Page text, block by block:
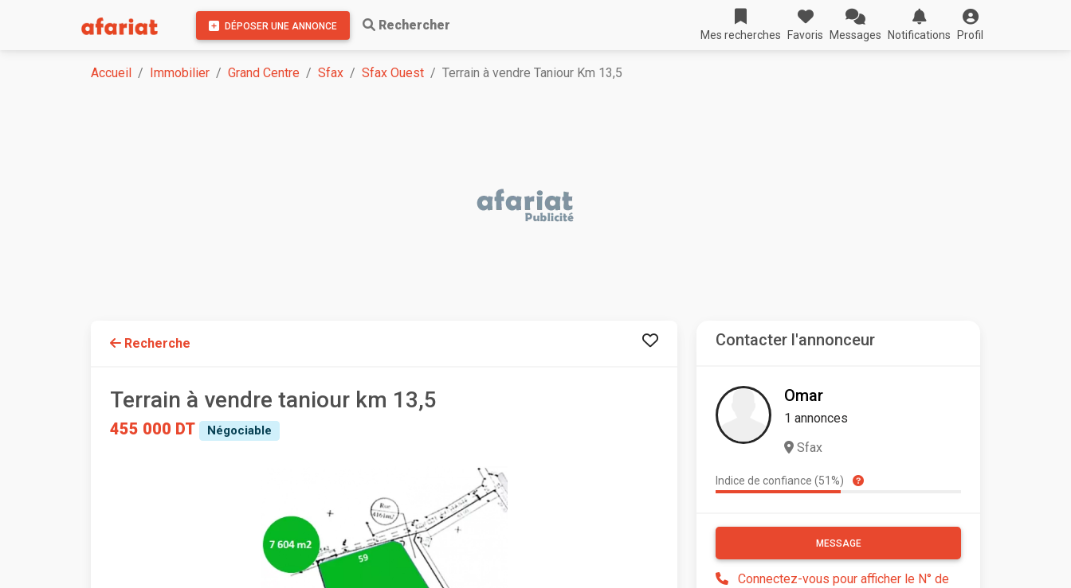
DÉPOSER UNE ANNONCE Rechercher
Mes recherches Favoris Messages Notifications Profil
Accueil Immobilier Grand Centre Sfax Sfax Ouest Terrain à vendre Taniour Km 13,5
Recherche
Terrain à vendre taniour km 13,5
455 000 DT Négociable
Contacter l'annonceur
Omar
1 annonces
Sfax
Indice de confiance (51%)
MESSAGE
Connectez-vous pour afficher le N° de